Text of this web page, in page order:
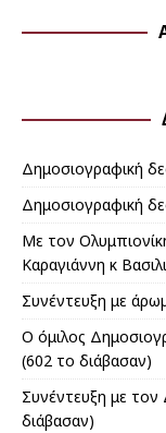
Δημοσιογραφική
Δημοσιογραφική
Με τον
Καραγιάννη κ
Συνέντευξη με
Ο όμιλος
(602 το διάβασαν)
Συνέντευξη με
διάβασαν)